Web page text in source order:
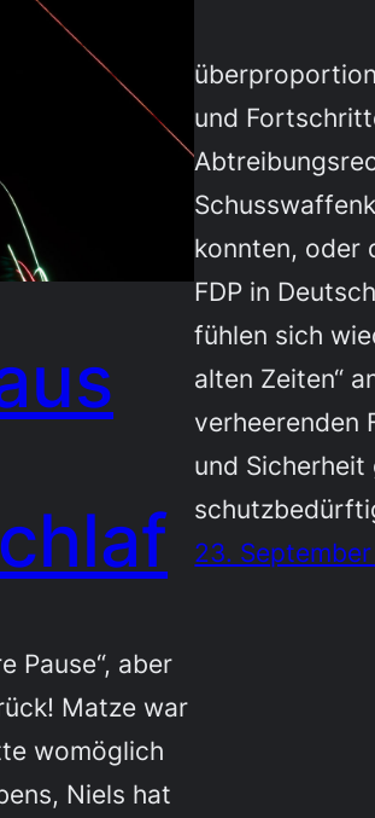
Pause“, aber
Matze war
womöglich
Niels hat
und
konnten, oder
FDP in
fühlen sich
alten Zeiten“
verheerenden
und
23.